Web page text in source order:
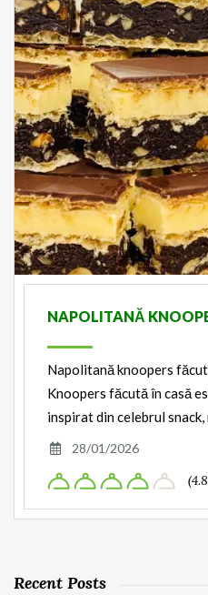
NAPOLITANĂ
Napolitană knoopers
Knoopers făcută în casă
inspirat din celebrul
28/01/2026
Recent Posts